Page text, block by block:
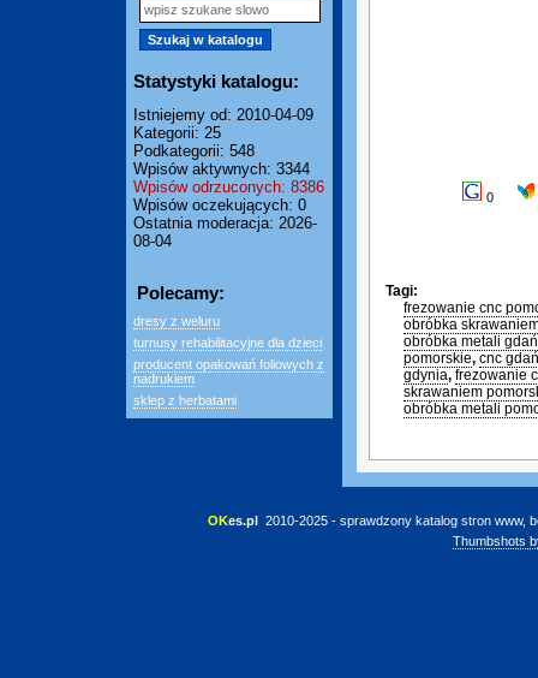
Statystyki katalogu:
Istniejemy od: 2010-04-09
Kategorii: 25
Podkategorii: 548
Wpisów aktywnych: 3344
Wpisów odrzuconych: 8386
Wpisów oczekujących: 0
Ostatnia moderacja: 2026-
08-04
Polecamy:
dresy z weluru
turnusy rehabilitacyjne dla dzieci
producent opakowań foliowych z
nadrukiem
sklep z herbatami
0
Tagi:
frezowanie cnc
obróbka
obróbka metali
pomorskie, cnc
gdynia, frezowanie
skrawaniem
obróbka metali
OKes.pl 2010-2025 - sprawdzony katalog stron www,
Thumbshots